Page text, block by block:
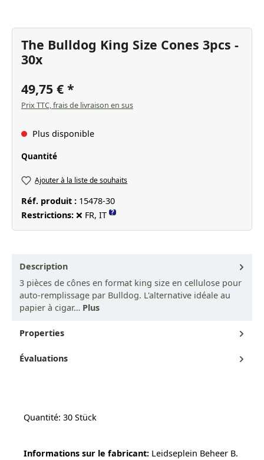
The Bulldog King Size Cones 3pcs -
30x
49,75 €
Prix TTC, frais de livraison en sus
Plus disponible
Sélectionnez
Quantité
Ajouter à la liste de souhaits
Réf. produit : 15478-30
Restrictions: ❌ FR, IT ?
Description
3 pièces de cônes en format king size en cellulose pour
auto-remplissage par Bulldog. L'alternative idéale au
papier à cigar… Plus
Properties
Évaluations
Quantité: 30 Stück
Informations sur le fabricant: Leidseplein Beheer B.